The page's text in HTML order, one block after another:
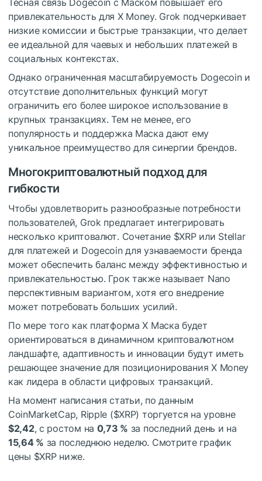
привлекательность для X Money. Grok подчеркивает
низкие комиссии и быстрые транзакции, что делает
ее идеальной для чаевых и небольших платежей в
социальных контекстах.
Однако ограниченная масштабируемость Dogecoin и
отсутствие дополнительных функций могут
ограничить его более широкое использование в
крупных транзакциях. Тем не менее, его
популярность и поддержка Маска дают ему
уникальное преимущество для синергии брендов.
Многокриптовалютный подход для
гибкости
Чтобы удовлетворить разнообразные потребности
пользователей, Grok предлагает интегрировать
несколько криптовалют. Сочетание $XRPили Stellar
для платежей и Dogecoin для узнаваемости бренда
может обеспечить баланс между эффективностью и
привлекательностью. Грок также называет Nano
перспективным вариантом, хотя его внедрение
может потребовать больших усилий.
По мере того как платформа X Маска будет
ориентироваться в динамичном криптовалютном
ландшафте, адаптивность и инновации будут иметь
решающее значение для позиционирования X Money
как лидера в области цифровых транзакций.
На момент написания статьи, по данным
CoinMarketCap, Ripple ($XRP) торгуется на уровне
$2,42, с ростом на 0,73 % за последний день и на
15,64 % за последнюю неделю. Смотрите график
цены $XRPниже.